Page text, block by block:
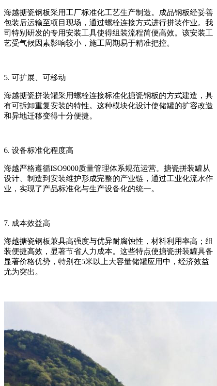
海越搪瓷钢板采用工厂标准化工艺生产制造。成品钢板经妥善
包装后运输至项目现场，通过螺栓连接方式进行拼装作业。我
司特别研发的专用安装工具使得组装流程简便高效。该安装工
艺受气候因素影响较小，施工周期易于精准把控。
5. 可扩展、可移动
海越搪瓷拼装罐采用螺栓连接标准化搪瓷钢板的方式建造，具
有可拆卸重复安装的特性。这种模块化设计使储罐的扩容改造
和异地迁移变得十分便捷。
6. 设备标准化程度高
海越严格遵循ISO9000质量管理体系规范运营。搪瓷拼装罐从
设计、制造到安装维护形成完整的产业链，通过工业化流水作
业，实现了产品标准化与生产设备化的统一。
7. 成本效益高
海越搪瓷钢板兼具高强度与优异耐腐蚀性，材料利用率高；组
装便捷高效，显著节省人力成本。这些特点使搪瓷拼装罐具备
显著价格优势，特别在5米以上大容量储罐应用中，经济效益
尤为突出。